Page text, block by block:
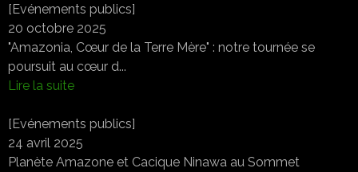
[Evénements publics]
20 octobre 2025
"Amazonia, Cœur de la Terre Mère" : notre tournée se
poursuit au cœur d...
Lire la suite
[Evénements publics]
24 avril 2025
Planète Amazone et Cacique Ninawa au Sommet